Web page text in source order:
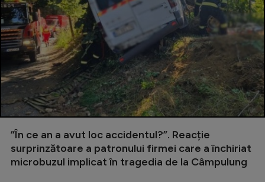
”În ce an a avut loc accidentul?”. Reacție
surprinzătoare a patronului firmei care a închiriat
microbuzul implicat în tragedia de la Câmpulung